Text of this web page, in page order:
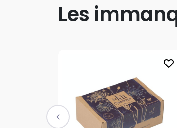
Les
favorite_border